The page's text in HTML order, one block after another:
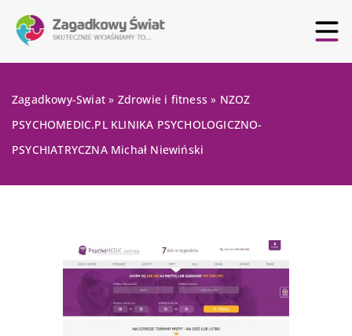
Zagadkowy-Swiat » Zdrowie i fitness » NZOZ
PSYCHOMEDIC.PL KLINIKA PSYCHOLOGICZNO-
PSYCHIATRYCZNA Michał Niewiński